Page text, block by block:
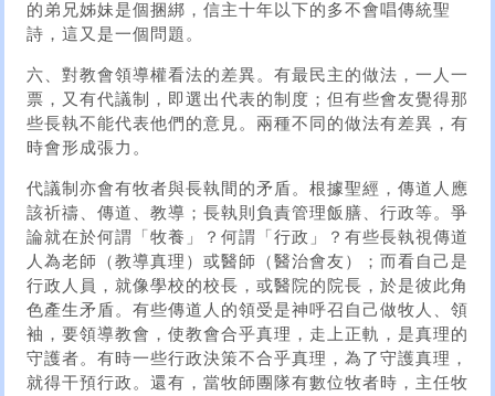
的弟兄姊妹是個捆綁，信主十年以下的多不會唱傳統聖
詩，這又是一個問題。
六、對教會領導權看法的差異。有最民主的做法，一人一
票，又有代議制，即選出代表的制度；但有些會友覺得那
些長執不能代表他們的意見。兩種不同的做法有差異，有
時會形成張力。
代議制亦會有牧者與長執間的矛盾。根據聖經，傳道人應
該祈禱、傳道、教導；長執則負責管理飯膳、行政等。爭
論就在於何謂「牧養」？何謂「行政」？有些長執視傳道
人為老師（教導真理）或醫師（醫治會友）；而看自己是
行政人員，就像學校的校長，或醫院的院長，於是彼此角
色產生矛盾。有些傳道人的領受是神呼召自己做牧人、領
袖，要領導教會，使教會合乎真理，走上正軌，是真理的
守護者。有時一些行政決策不合乎真理，為了守護真理，
就得干預行政。還有，當牧師團隊有數位牧者時，主任牧